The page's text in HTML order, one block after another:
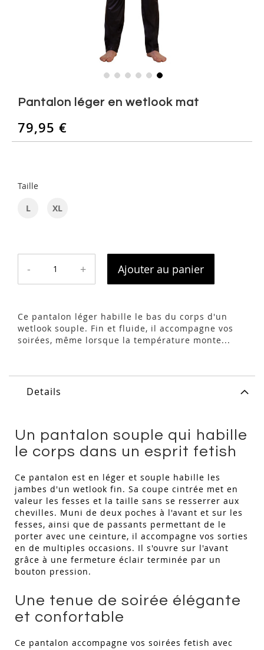
beginning
Pantalon léger en wetlook mat
79,95 €
Taille
L
XL
- + Ajouter au panier
Ce pantalon léger habille le bas du corps d'un
wetlook souple. Fin et fluide, il accompagne vos
soirées, même lorsque la température monte...
Details
Un pantalon souple qui habille
le corps dans un esprit fetish
Ce pantalon est en léger et souple habille les
jambes d'un wetlook fin. Sa coupe cintrée met en
valeur les fesses et la taille sans se resserrer aux
chevilles. Muni de deux poches à l'avant et sur les
fesses, ainsi que de passants permettant de le
porter avec une ceinture, il accompagne vos sorties
en de multiples occasions. Il s'ouvre sur l'avant
grâce à une fermeture éclair terminée par un
bouton pression.
Une tenue de soirée élégante
et confortable
Ce pantalon accompagne vos soirées fetish avec